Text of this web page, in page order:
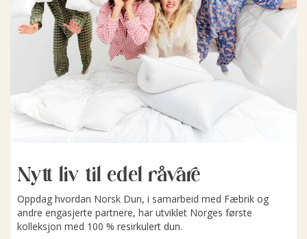
Nytt liv til edel råvare
Oppdag hvordan Norsk Dun, i samarbeid med Fæbrik og
andre engasjerte partnere, har utviklet Norges første
kolleksjon med 100 % resirkulert dun.